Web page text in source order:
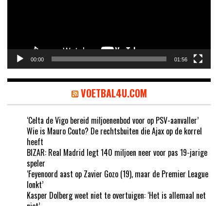
00:00 01:56
VOETBAL4U.COM
‘Celta de Vigo bereid miljoenenbod voor op PSV-aanvaller’
Wie is Mauro Couto? De rechtsbuiten die Ajax op de korrel
heeft
BIZAR: Real Madrid legt 140 miljoen neer voor pas 19-jarige
speler
‘Feyenoord aast op Zavier Gozo (19), maar de Premier League
lonkt’
Kasper Dolberg weet niet te overtuigen: ‘Het is allemaal net